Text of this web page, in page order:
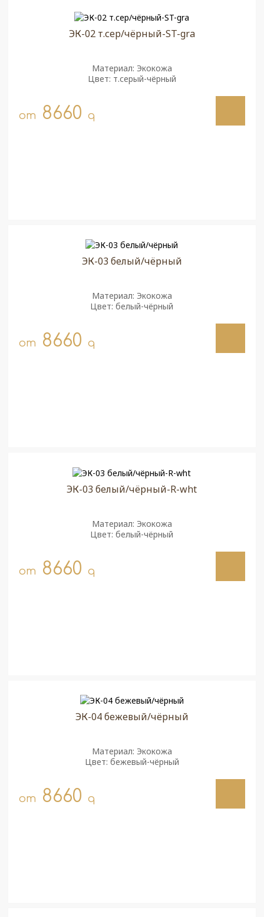
ЭК-02 т.сер/чёрный-ST-gra
Материал: Экокожа
Цвет: т.серый-чёрный
от 8660 q
ЭК-03 белый/чёрный
Материал: Экокожа
Цвет: белый-чёрный
от 8660 q
ЭК-03 белый/чёрный-R-wht
Материал: Экокожа
Цвет: белый-чёрный
от 8660 q
ЭК-04 бежевый/чёрный
Материал: Экокожа
Цвет: бежевый-чёрный
от 8660 q